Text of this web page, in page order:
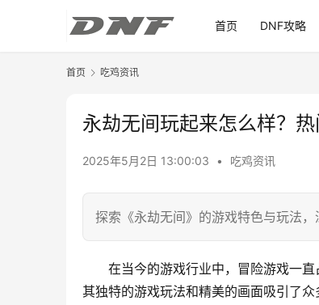
首页 DNF攻略
首页 吃鸡资讯
永劫无间玩起来怎么样？
2025年5月2日 13:00:03 • 吃鸡资讯
探索《永劫无间》的游戏特色与玩法，
在当今的游戏行业中，冒险游戏一
其独特的游戏玩法和精美的画面吸引了